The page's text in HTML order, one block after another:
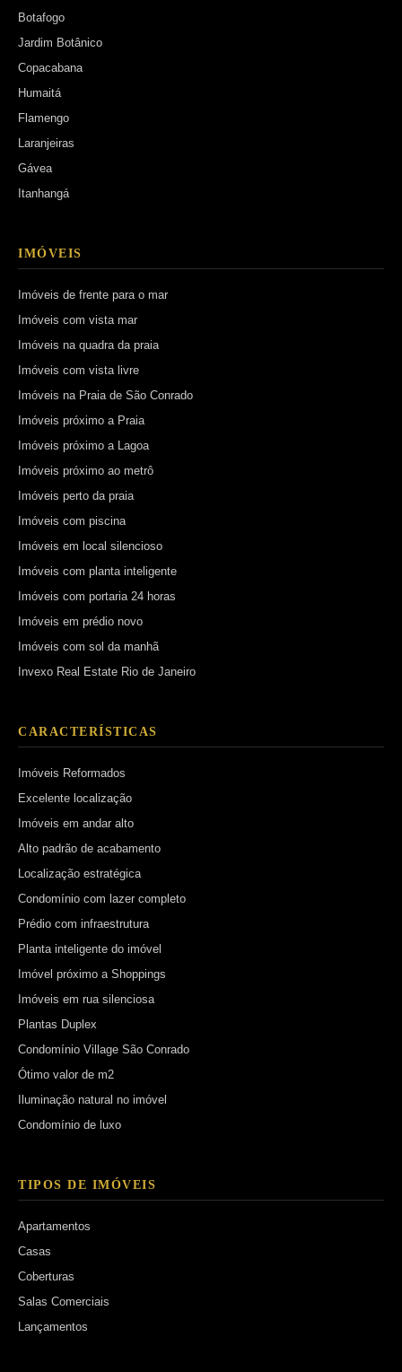
Botafogo
Jardim Botânico
Copacabana
Humaitá
Flamengo
Laranjeiras
Gávea
Itanhangá
IMÓVEIS
Imóveis de frente para o mar
Imóveis com vista mar
Imóveis na quadra da praia
Imóveis com vista livre
Imóveis na Praia de São Conrado
Imóveis próximo a Praia
Imóveis próximo a Lagoa
Imóveis próximo ao metrô
Imóveis perto da praia
Imóveis com piscina
Imóveis em local silencioso
Imóveis com planta inteligente
Imóveis com portaria 24 horas
Imóveis em prédio novo
Imóveis com sol da manhã
Invexo Real Estate Rio de Janeiro
CARACTERÍSTICAS
Imóveis Reformados
Excelente localização
Imóveis em andar alto
Alto padrão de acabamento
Localização estratégica
Condomínio com lazer completo
Prédio com infraestrutura
Planta inteligente do imóvel
Imóvel próximo a Shoppings
Imóveis em rua silenciosa
Plantas Duplex
Condomínio Village São Conrado
Ótimo valor de m2
Iluminação natural no imóvel
Condomínio de luxo
TIPOS DE IMÓVEIS
Apartamentos
Casas
Coberturas
Salas Comerciais
Lançamentos